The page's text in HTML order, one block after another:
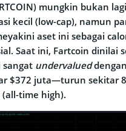
mungkin bukan
kecil (low-cap), namun
aset ini sebagai
Saat ini, Fartcoin dinilai
sangat undervalued
$372 juta—turun sekitar
time high).